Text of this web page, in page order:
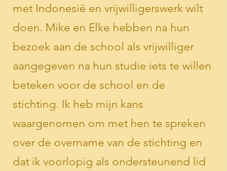
met Indonesië en vrijwilligerswerk wilt
doen. Mike en Elke hebben na hun
bezoek aan de school als vrijwilliger
aangegeven na hun studie iets te willen
beteken voor de school en de
stichting. Ik heb mijn kans
waargenomen om met hen te spreken
over de overname van de stichting en
dat ik voorlopig als ondersteunend lid